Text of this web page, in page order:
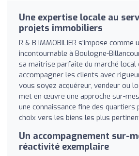
Une expertise locale au
projets immobiliers
R & B IMMOBILIER s'impose comme
incontournable à Boulogne-
sa maîtrise parfaite du marché local
accompagner les clients avec
vous soyez acquéreur, vendeur ou
met en œuvre une approche sur-
une connaissance fine des
choix vers les biens les plus
Un accompagnement sur-
réactivité exemplaire